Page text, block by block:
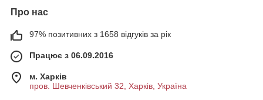
Про нас
97% позитивних з 1658 відгуків за рік
Працює з 06.09.2016
м. Харків
пров. Шевченківський 32, Харків, Україна